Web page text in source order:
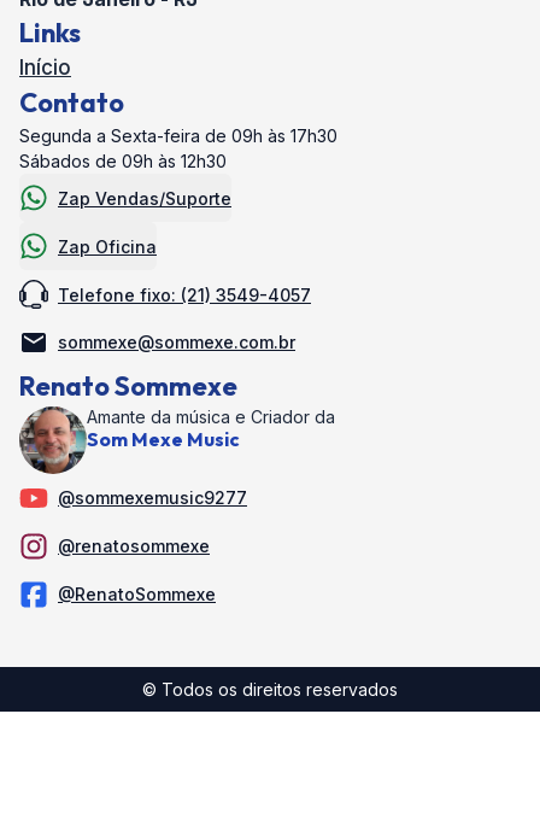
Links
Início
Contato
Segunda a Sexta-feira de 09h às 17h30
Sábados de 09h às 12h30
Zap Vendas/Suporte
Zap Oficina
Telefone fixo: (21) 3549-4057
sommexe@sommexe.com.br
Renato Sommexe
Amante da música e Criador da
Som Mexe Music
@sommexemusic9277
@renatosommexe
@RenatoSommexe
© Todos os direitos reservados